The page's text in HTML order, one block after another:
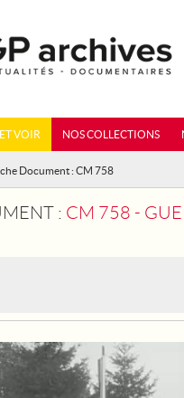
VOIR NOS COLLECTIONS
Document : CM 758
: CM 758 -